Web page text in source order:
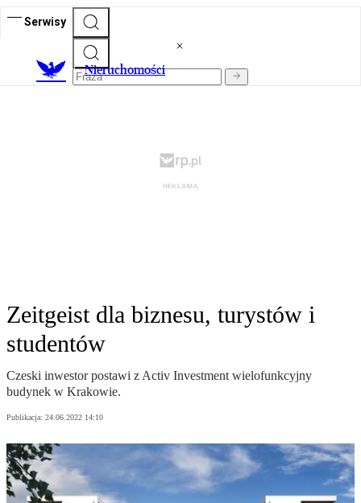
Serwisy
Nieruchomości
Zeitgeist dla biznesu, turystów i
studentów
Czeski inwestor postawi z Activ Investment wielofunkcyjny
budynek w Krakowie.
Publikacja: 24.06.2022 14:10